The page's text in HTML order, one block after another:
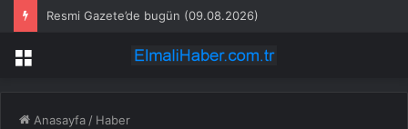
Resmi Gazete’de bugün (09.08.2026)
Menü
Anasayfa / Haber